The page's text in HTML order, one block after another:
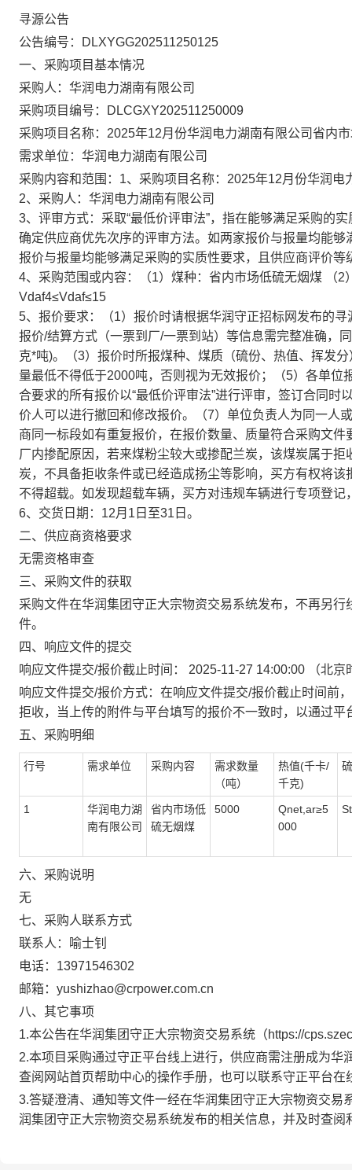
寻源公告
公告编号：
DLXYGG202511250125
一、采购项目基本情况
采购人：华润电力湖南有限公司
采购项目编号：DLCGXY202511250009
采购项目名称：2025年12月份华润电力湖南有限公司省内
需求单位：华润电力湖南有限公司
采购内容和范围：1、采购项目名称：2025年12月份华润
2、采购人：华润电力湖南有限公司
3、评审方式：采取“最低价评审法”，指在能够满足采购的
确定供应商优先次序的评审方法。如两家报价与报量均能
报价与报量均能够满足采购的实质性要求，且供应商评价
4、采购范围或内容：（1）煤种：省内市场低硫无烟煤 （
Vdaf4≤Vdaf≤15
5、报价要求：（1）报价时请根据华润守正招标网发布的
报价/结算方式（一票到厂/一票到站）等信息需完整准确，
克*吨)。（3）报价时所报煤种、煤质（硫份、热值、挥发
量最低不得低于2000吨，否则视为无效报价；（5）各单
合要求的所有报价以“最低价评审法”进行评审，签订合同
价人可以进行撤回和修改报价。（7）单位负责人为同一人
商同一标段如有重复报价，在报价数量、质量符合采购文
厂内掺配原因，若来煤粉尘较大或掺配兰炭，该煤炭属于
炭，不具备拒收条件或已经造成扬尘等影响，买方有权将
不得超载。如发现超载车辆，买方对违规车辆进行专项登
6、交货日期：12月1日至31日。
二、供应商资格要求
无需资格审查
三、采购文件的获取
采购文件在华润集团 守正大宗物资交易系统发布，不再另行
件。
四、响应文件的提交
响应文件提交/报价截止时间： 2025-11-27 14:00:00
（北
响应文件提交/报价方式：在响应文件提交/报价截止时间前
拒收，当上传的附件与平台填写的报价不一致时，以通过平
五、采购明细
行号 需求单位 采购内容
需求数量
（吨）
热值(千卡/
千克)
1
华润电力湖
南有限公司
省内市场低
硫无烟煤
5000
Qnet,ar≥5
000
六、采购说明
无
七、采购人联系方式
联系人：喻士钊
电话：13971546302
邮箱：yushizhao@crpower.com.cn
八、其它事项
1.本公告在华润集团 守正大宗物资交易系统（https://
2.本项目采购通过守正平台线上进行，供应商需注册成为
查阅网站首页帮助中心的操作手册，也可以联系守正平台在
3.答疑澄清、通知等文件一经在华润集团 守正大宗物资交易
润集团守正大宗物资交易系统发布的相关信息，并及时查阅